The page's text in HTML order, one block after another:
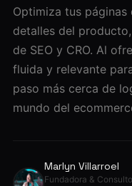
Optimiza tus
detalles del
de SEO y CRO. Al
fluida y relevante
paso más cerca de
mundo del
Marlyn Villarroel
Fundadora &